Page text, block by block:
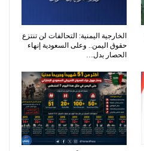
الخارجية اليمنية: التحالفات لن تنتزع
حقوق اليمن.. وعلى السعودية إنهاء
الحصار بدل…